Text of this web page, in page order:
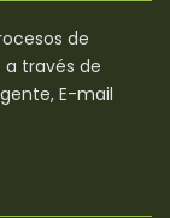
de
través de
E-mail